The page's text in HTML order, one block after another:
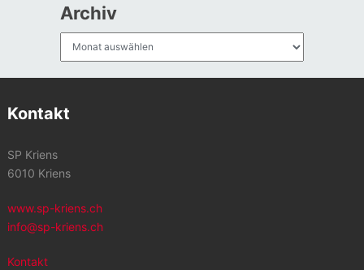
Archiv
Kontakt
SP Kriens
6010 Kriens
www.sp-kriens.ch
info@sp-kriens.ch
Kontakt